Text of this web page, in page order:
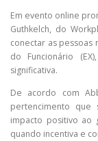
Em evento online
Guthkelch, do
conectar as pessoas
do Funcionário
significativa.
De acordo com
pertencimento que
impacto positivo ao
quando incentiva e